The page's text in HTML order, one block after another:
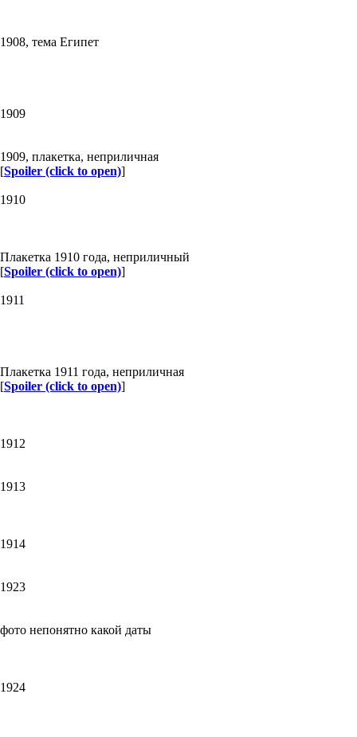
1908, тема Египет
1909
1909, плакетка, неприличная
[Spoiler (click to open)]
1910
Плакетка 1910 года, неприличный
[Spoiler (click to open)]
1911
Плакетка 1911 года, неприличная
[Spoiler (click to open)]
1912
1913
1914
1923
фото непонятно какой даты
1924